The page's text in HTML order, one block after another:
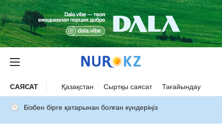
САЯСАТ Қазақстан Сыртқы саясат Тағайындау
Бізбен бірге қатарынан болған күндеріңіз